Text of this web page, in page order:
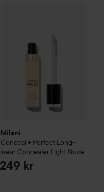
Milani
Conceal + Perfect Long-
wear Concealer Light Nude
249 kr